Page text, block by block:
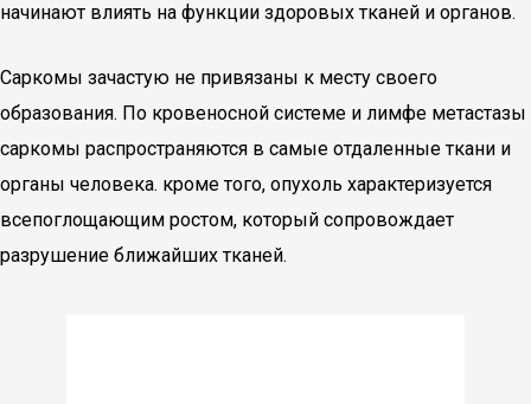
начинают влиять на функции здоровых тканей и органов.
Саркомы зачастую не привязаны к месту своего
образования. По кровеносной системе и лимфе метастазы
саркомы распространяются в самые отдаленные ткани и
органы человека. кроме того, опухоль характеризуется
всепоглощающим ростом, который сопровождает
разрушение ближайших тканей.